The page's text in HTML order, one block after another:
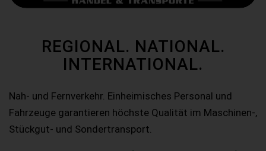
REGIONAL. NATIONAL.
INTERNATIONAL.
Nah- und Fernverkehr. Einheimisches Personal und
Fahrzeuge garantieren höchste Qualität im Maschinen-,
Stückgut- und Sondertransport.